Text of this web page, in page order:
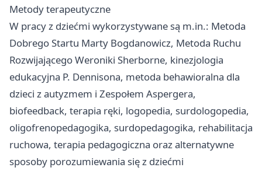
Metody terapeutyczne
W pracy z dziećmi wykorzystywane są m.in.: Metoda
Dobrego Startu Marty Bogdanowicz, Metoda Ruchu
Rozwijającego Weroniki Sherborne, kinezjologia
edukacyjna P. Dennisona, metoda behawioralna dla
dzieci z autyzmem i Zespołem Aspergera,
biofeedback, terapia ręki, logopedia, surdologopedia,
oligofrenopedagogika, surdopedagogika, rehabilitacja
ruchowa, terapia pedagogiczna oraz alternatywne
sposoby porozumiewania się z dziećmi